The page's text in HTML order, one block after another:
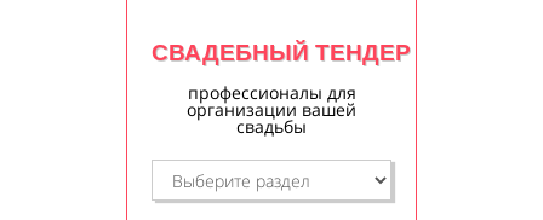
СВАДЕБНЫЙ ТЕНДЕР
профессионалы для
организации вашей
свадьбы